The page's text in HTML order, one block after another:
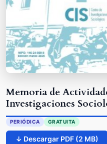
Memoria de
Investigaciones
PERIÓDICA GRATUITA
↓ Descargar PDF (2 MB)